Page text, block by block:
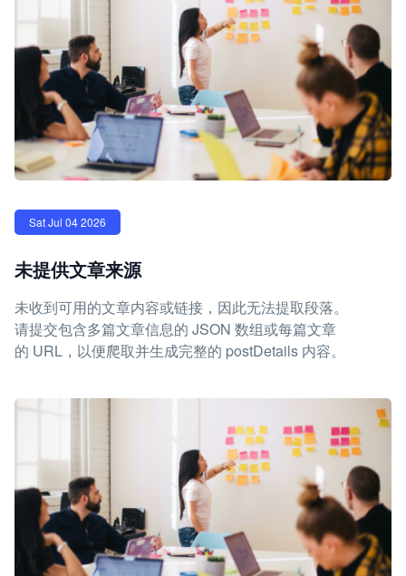
Sat Jul 04 2026
未提供文章来源
未收到可用的文章内容或链接，因此无法提取段落。
请提交包含多篇文章信息的 JSON 数组或每篇文章
的 URL，以便爬取并生成完整的 postDetails 内容。